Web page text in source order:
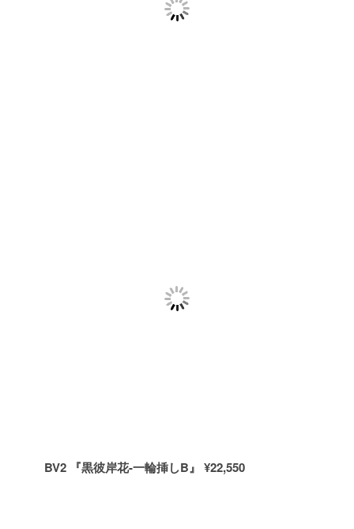
BV2 『黒彼岸花-一輪挿しB』 ¥22,550